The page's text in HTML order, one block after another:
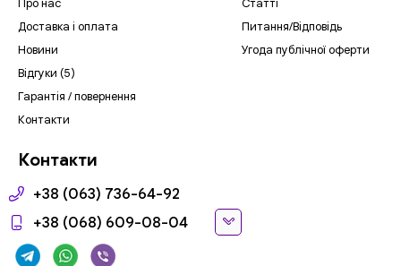
Доставка і оплата
Новини
Відгуки (5)
Гарантія / повернення
Контакти
Питання/Відповідь
Угода публічної оферти
Контакти
+38 (063) 736-64-92
+38 (068) 609-08-04